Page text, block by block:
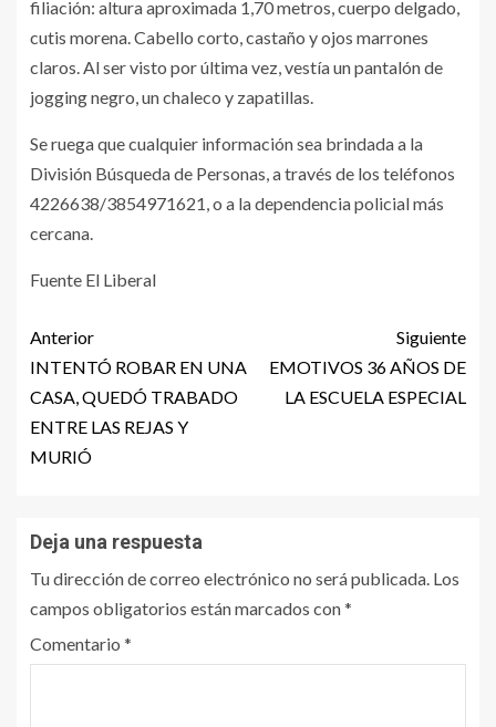
filiación: altura aproximada 1,70 metros, cuerpo delgado,
cutis morena. Cabello corto, castaño y ojos marrones
claros. Al ser visto por última vez, vestía un pantalón de
jogging negro, un chaleco y zapatillas.
Se ruega que cualquier información sea brindada a la
División Búsqueda de Personas, a través de los teléfonos
4226638/3854971621, o a la dependencia policial más
cercana.
Fuente El Liberal
Anterior
INTENTÓ ROBAR EN UNA
CASA, QUEDÓ TRABADO
ENTRE LAS REJAS Y
MURIÓ
Siguiente
EMOTIVOS 36 AÑOS DE
LA ESCUELA ESPECIAL
Deja una respuesta
Tu dirección de correo electrónico no será publicada. Los
campos obligatorios están marcados con*
Comentario *